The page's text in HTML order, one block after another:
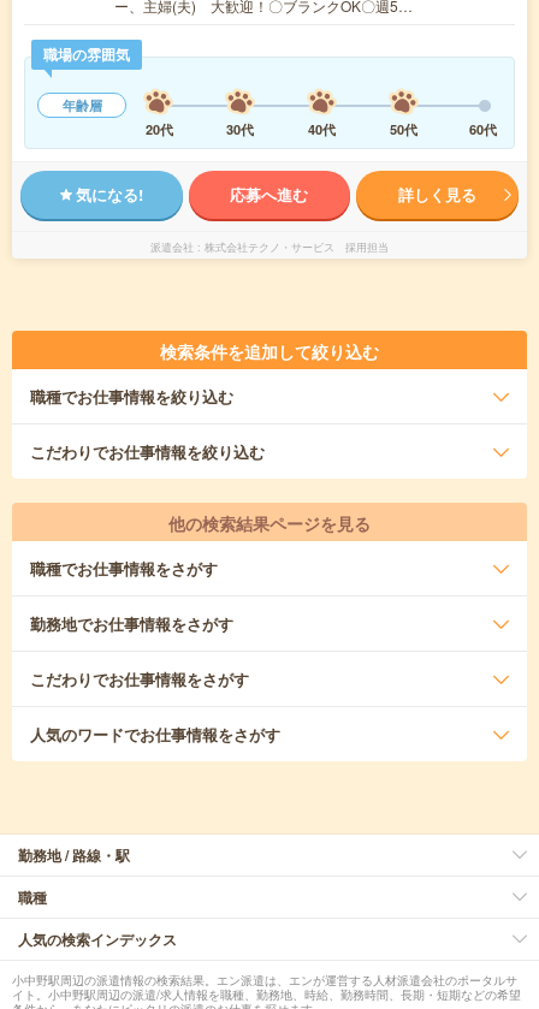
ー、主婦(夫) 大歓迎！〇ブランクOK〇週5…
職場の雰囲気
年齢層
20代
30代 40代 50代 60代
気になる! 応募へ進む 詳しく見る
派遣会社 株式会社テクノ・サービス 採用担当
検索条件を追加して絞り込む
職種でお仕事情報を絞り込む
こだわりでお仕事情報を絞り込む
他の検索結果ページを見る
職種でお仕事情報をさがす
勤務地でお仕事情報をさがす
こだわりでお仕事情報をさがす
人気のワードでお仕事情報をさがす
勤務地 / 路線・駅
職種
人気の検索インデックス
小中野駅周辺の派遣情報の検索結果。エン派遣は、エンが運営する人材派遣会社のポータルサ
イト。小中野駅周辺の派遣/求人情報を職種、勤務地、時給、勤務時間、長期・短期などの希望